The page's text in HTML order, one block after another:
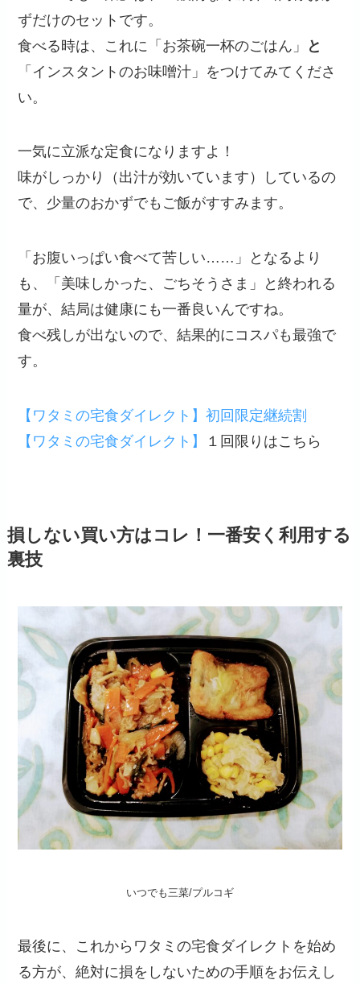
ずだけのセットです。
食べる時は、これに「お茶碗一杯のごはん」
と
「インスタントのお味噌汁」をつけてみてくださ
い。
一気に立派な定食になりますよ！
味がしっかり（出汁が効いています）しているの
で、少量のおかずでもご飯がすすみます。
「お腹いっぱい食べて苦しい……」となるより
も、「美味しかった、ごちそうさま」と終われる
量が、結局は健康にも一番良いんですね。
食べ残しが出ないので、結果的にコスパも最強で
す。
【ワタミの宅食ダイレクト】初回限定継続割
【ワタミの宅食ダイレクト】
１回限りはこちら
損しない買い方はコレ！一番安く利用する
裏技
いつでも三菜/プルコギ
最後に、これからワタミの宅食ダイレクトを始め
る方が、絶対に損をしないための手順をお伝えし